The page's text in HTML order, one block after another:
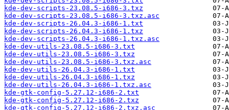
kde-dev-scripts-23.08.5-i686-3.txz
kde-dev-scripts-23.08.5-i686-3.txz.asc
kde-dev-scripts-26.04.3-i686-1.txt
kde-dev-scripts-26.04.3-i686-1.txz
kde-dev-scripts-26.04.3-i686-1.txz.asc
kde-dev-utils-23.08.5-i686-3.txt
kde-dev-utils-23.08.5-i686-3.txz
kde-dev-utils-23.08.5-i686-3.txz.asc
kde-dev-utils-26.04.3-i686-1.txt
kde-dev-utils-26.04.3-i686-1.txz
kde-dev-utils-26.04.3-i686-1.txz.asc
kde-gtk-config-5.27.12-i686-2.txt
kde-gtk-config-5.27.12-i686-2.txz
kde-gtk-config-5.27.12-i686-2.txz.asc